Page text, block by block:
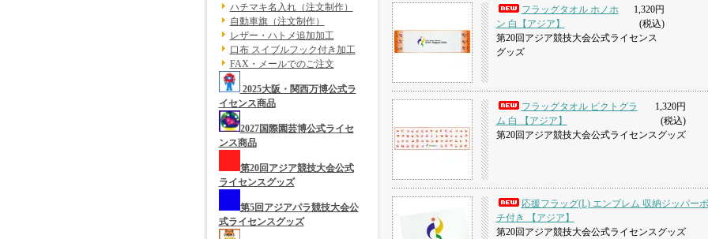
ハチマキ名入れ（注文制作）
自動車旗（注文制作）
レザー・ハトメ追加加工
口布 スイブルフック付き加工
FAX・メールでのご注文
2025大阪・関西万博公式ラ
イセンス商品
2027国際園芸博公式ライセ
ンス商品
第20回アジア競技大会公式
ライセンスグッズ
第5回アジアパラ競技大会公
式ライセンスグッズ
フラッグタオル ホノホ
ン 白【アジア】
1,320円
(税込)
第20回アジア競技大会公式ライセンス
グッズ
フラッグタオル ピクトグラ
ム 白 【アジア】
1,320円
(税込)
第20回アジア競技大会公式ライセンスグッズ
応援フラッグ(L) エンブレム 収納ジッパー
チ付き 【アジア】
第20回アジア競技大会公式ライセンスグッズ